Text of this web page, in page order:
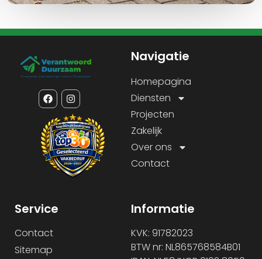
Navigatie
Homepagina
Diensten
Projecten
Zakelijk
Over ons
Contact
Service
Contact
Sitemap
Informatie
KVK: 91782023
BTW nr: NL865768584B01